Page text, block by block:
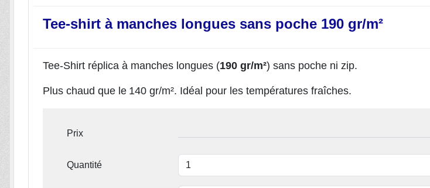
Tee-shirt à manches longues sans poche 190 gr/m²
Tee-Shirt réplica à manches longues (190 gr/m²) sans poche ni zip.
Plus chaud que le 140 gr/m². Idéal pour les températures fraîches.
Prix
Quantité